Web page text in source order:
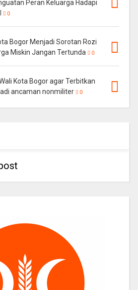
Peran Keluarga Hadapi
0
Bogor Menjadi Sorotan Rozi
Miskin Jangan Tertunda
0
Kota Bogor agar Terbitkan
ancaman nonmiliter
0